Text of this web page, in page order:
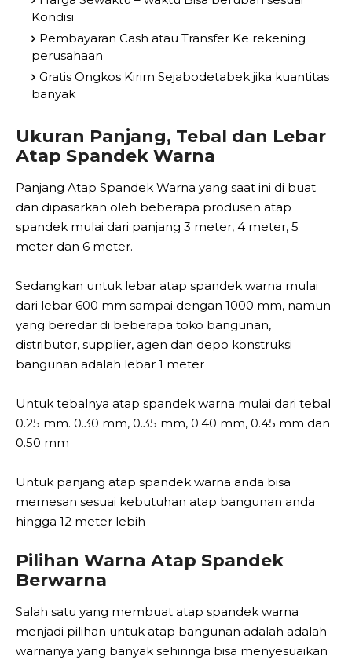
Kondisi
Pembayaran Cash atau Transfer Ke rekening
perusahaan
Gratis Ongkos Kirim Sejabodetabek jika kuantitas
banyak
Ukuran Panjang, Tebal dan Lebar
Atap Spandek Warna
Panjang Atap Spandek Warna yang saat ini di buat
dan dipasarkan oleh beberapa produsen atap
spandek mulai dari panjang 3 meter, 4 meter, 5
meter dan 6 meter.
Sedangkan untuk lebar atap spandek warna mulai
dari lebar 600 mm sampai dengan 1000 mm, namun
yang beredar di beberapa toko bangunan,
distributor, supplier, agen dan depo konstruksi
bangunan adalah lebar 1 meter
Untuk tebalnya atap spandek warna mulai dari tebal
0.25 mm. 0.30 mm, 0.35 mm, 0.40 mm, 0.45 mm dan
0.50 mm
Untuk panjang atap spandek warna anda bisa
memesan sesuai kebutuhan atap bangunan anda
hingga 12 meter lebih
Pilihan Warna Atap Spandek
Berwarna
Salah satu yang membuat atap spandek warna
menjadi pilihan untuk atap bangunan adalah adalah
warnanya yang banyak sehinnga bisa menyesuaikan